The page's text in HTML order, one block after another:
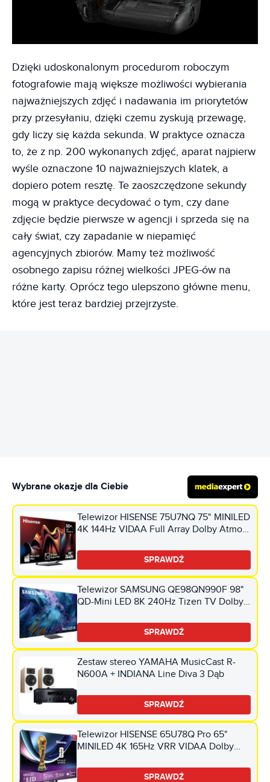
Dzięki udoskonalonym procedurom roboczym
fotografowie mają większe możliwości wybierania
najważniejszych zdjęć i nadawania im priorytetów
przy przesyłaniu, dzięki czemu zyskują przewagę,
gdy liczy się każda sekunda. W praktyce oznacza
to, że z np. 200 wykonanych zdjęć, aparat najpierw
wyśle oznaczone 10 najważniejszych klatek, a
dopiero potem resztę. Te zaoszczędzone sekundy
mogą w praktyce decydować o tym, czy dane
zdjęcie będzie pierwsze w agencji i sprzeda się na
cały świat, czy zapadanie w niepamięć
agencyjnych zbiorów. Mamy też możliwość
osobnego zapisu różnej wielkości JPEG-ów na
różne karty. Oprócz tego ulepszono główne menu,
które jest teraz bardziej przejrzyste.
Wybrane okazje dla Ciebie
Telewizor HISENSE 75U7NQ 75" MINILED
4K 144Hz VIDAA Full Array Dolby Atmos
SPRAWDŹ
Telewizor SAMSUNG QE98QN990F 98"
QD-Mini LED 8K 240Hz Tizen TV Dolby
SPRAWDŹ
Zestaw stereo YAMAHA MusicCast R-
N600A + INDIANA Line Diva 3 Dąb
SPRAWDŹ
Telewizor HISENSE 65U78Q Pro 65"
MINILED 4K 165Hz VRR VIDAA Dolby
SPRAWDŹ